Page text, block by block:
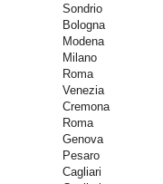
Sondrio
Bologna
Modena
Milano
Roma
Venezia
Cremona
Roma
Genova
Pesaro
Cagliari